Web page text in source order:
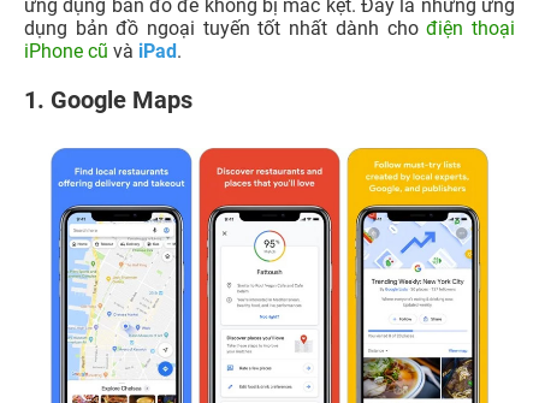
ứng dụng bản đồ để không bị mắc kẹt. Đây là những ứng
dụng bản đồ ngoại tuyến tốt nhất dành chođiện thoại
iPhone cũ và iPad.
1. Google Maps